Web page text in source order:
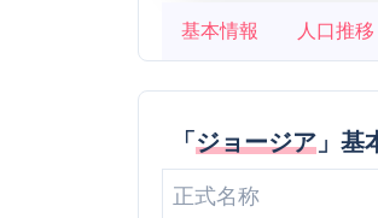
基本情報 人口推移
「ジョージア 」基
正式名称